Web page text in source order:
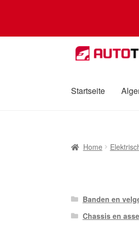
Ga
door
navigatie
Ga
naar
inhoud
Startseite
Over ons
Home
Banden en
Chassis en